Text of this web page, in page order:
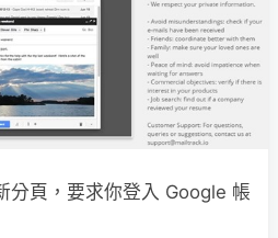
分頁，要求你登入 Google 帳